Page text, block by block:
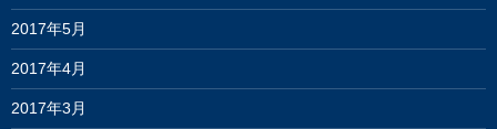
2017年5月
2017年4月
2017年3月